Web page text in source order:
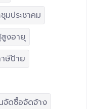
ชุมประชาคม
งอายุ
ษีป้าย
จัดซื้อจัดจ้าง